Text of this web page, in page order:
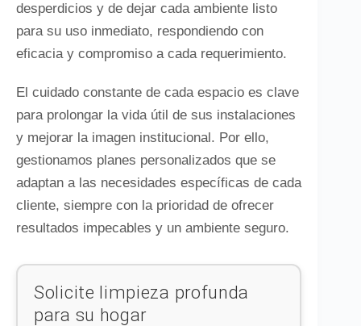
desperdicios y de dejar cada ambiente listo
para su uso inmediato, respondiendo con
eficacia y compromiso a cada requerimiento.
El cuidado constante de cada espacio es clave
para prolongar la vida útil de sus instalaciones
y mejorar la imagen institucional. Por ello,
gestionamos planes personalizados que se
adaptan a las necesidades específicas de cada
cliente, siempre con la prioridad de ofrecer
resultados impecables y un ambiente seguro.
Solicite limpieza profunda
para su hogar